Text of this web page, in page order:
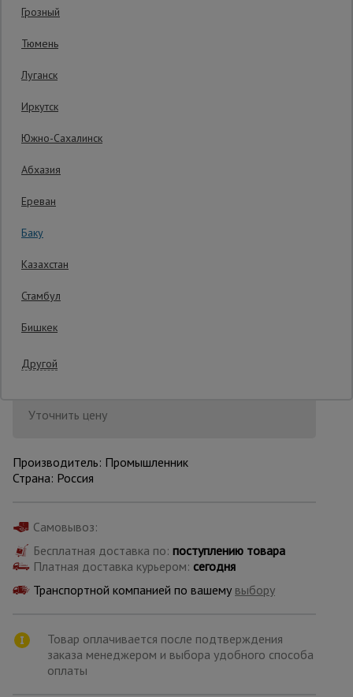
для
для работы с
арматурой
работ
Уточнить цену
Производитель: Промышленник
Страна: Россия
Самовывоз:
Бесплатная доставка по: поступлению товара
Платная доставка курьером: сегодня
Транспортной компанией по вашему выбору
Товар оплачивается после подтверждения
заказа менеджером и выбора удобного способа
оплаты
Грозный
Тюмень
Луганск
Иркутск
Южно-Сахалинск
Абхазия
Ереван
Баку
Казахстан
Стамбул
Бишкек
Другой